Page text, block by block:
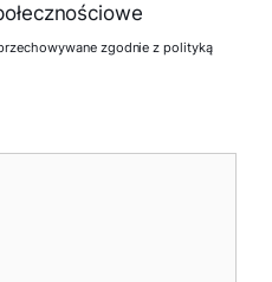
zgodnie z polityką